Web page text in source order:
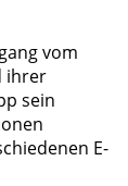
vom
ihrer
sein
E-